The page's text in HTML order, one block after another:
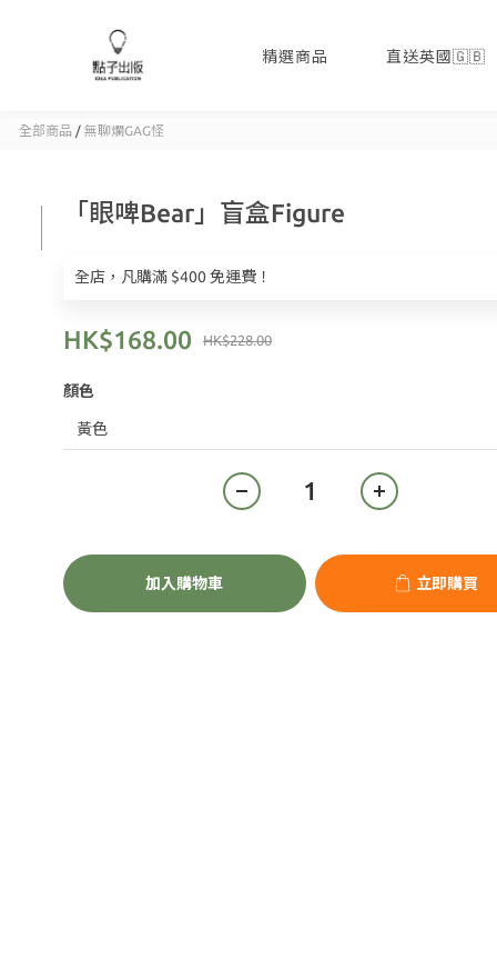
精選商品 直送英國🇬🇧
全部商品 / 無聊爛GAG怪
「眼啤Bear」盲盒Figure
全店，凡購滿 $400 免運費！
HK$228.00
HK$168.00
顏色
加入購物車 立即購買